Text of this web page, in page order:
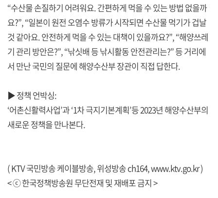
“수산물 손질하기 어려워요. 간편하게 먹을 수 있는 방법 없을까
요?”, “일본이 원전 오염수 방류가 시작되면 수산물 먹기가 겁날
것 같아요. 안전하게 먹을 수 있는 대책이 있을까요?”, “해양쓰레
기 관리 방안은?”, “낚싯배 등 낚시활동 안전관리는?” 등 거리에
서 만난 국민의 질문에 해양수산부 장관이 직접 답한다.
▶ 정책 언박싱:
‘어촌신활력사업’과 ‘1차 극지기본계획’등 2023년 해양수산부의
새로운 정책을 만나본다.
( KTV 국민방송 케이블방송, 위성방송 ch164,www.ktv.go.kr)
< ⓒ 한국정책방송원 무단전재 및 재배포 금지 >